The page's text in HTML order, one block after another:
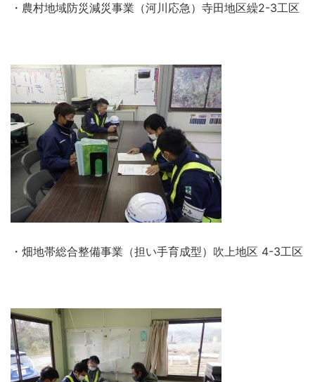
・農村地域防災減災事業（河川応急）寺田地区繰2-3工区
・畑地帯総合整備事業（担い手育成型）吹上地区 4-3工区